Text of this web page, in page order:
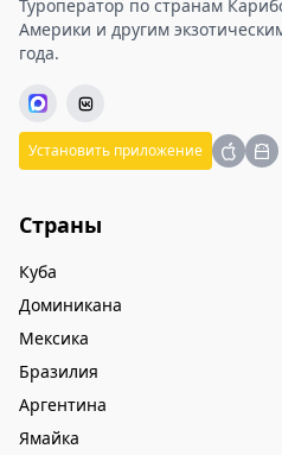
Туроператор по странам
Америки и другим
года.
Установить приложение
Страны
Куба
Доминикана
Мексика
Бразилия
Аргентина
Ямайка